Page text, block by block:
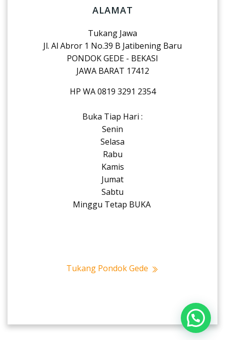
ALAMAT
Tukang Jawa
Jl. Al Abror 1 No.39 B Jatibening Baru
PONDOK GEDE - BEKASI
JAWA BARAT 17412
HP WA 0819 3291 2354
Buka Tiap Hari :
Senin
Selasa
Rabu
Kamis
Jumat
Sabtu
Minggu Tetap BUKA
Tukang Pondok Gede